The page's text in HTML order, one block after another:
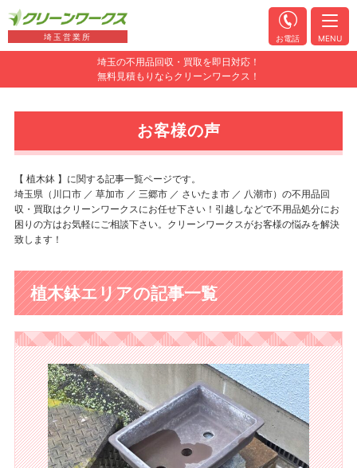
埼玉の不用品回収・買取を即日対応！
無料見積もりならクリーンワークス！
埼玉営業所 お電話 MENU
お客様の声
【 植木鉢 】に関する記事一覧ページです。
埼玉県（川口市 ／ 草加市 ／ 三郷市 ／ さいたま市 ／ 八潮市）の不用品回
収・買取はクリーンワークスにお任せ下さい！引越しなどで不用品処分にお
困りの方はお気軽にご相談下さい。クリーンワークスがお客様の悩みを解決
致します！
植木鉢エリアの記事一覧